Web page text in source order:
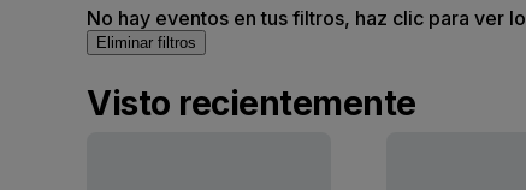
No hay eventos en tus filtros, haz clic para ver
Eliminar filtros
Visto recientemente